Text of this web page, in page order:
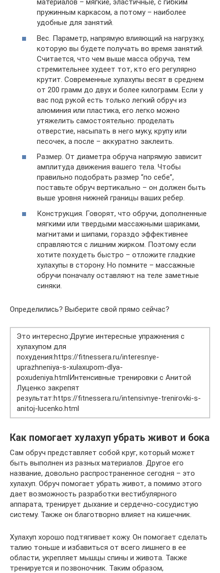
материалов – мягкие, эластичные, с гибким
пружинным каркасом, а потому – наиболее
удобные для занятий.
Вес. Параметр, напрямую влияющий на нагрузку,
которую вы будете получать во время занятий.
Считается, что чем выше масса обруча, тем
стремительнее худеет тот, кто его регулярно
крутит. Современные хулахупы весят в среднем
от 200 грамм до двух и более килограмм. Если у
вас под рукой есть только легкий обруч из
алюминия или пластика, его легко можно
утяжелить самостоятельно: проделать
отверстие, насыпать в него муку, крупу или
песочек, а после – аккуратно заклеить.
Размер. От диаметра обруча напрямую зависит
амплитуда движения вашего тела. Чтобы
правильно подобрать размер “по себе”,
поставьте обруч вертикально – он должен быть
выше уровня нижней границы ваших ребер.
Конструкция. Говорят, что обручи, дополненные
мягкими или твердыми массажными шариками,
магнитами и шипами, гораздо эффективнее
справляются с лишним жирком. Поэтому если
хотите похудеть быстро – отложите гладкие
хулахупы в сторону. Но помните – массажные
обручи поначалу оставляют на теле заметные
синяки.
Определились? Выберите свой прямо сейчас?
Это интересно:Другие интересные упражнения с
хулахупом для
похудения:https://fitnessera.ru/interesnye-
uprazhneniya-s-xulaxupom-dlya-
poxudeniya.htmlИнтенсивные тренировки с Анитой
Луценко закрепят
результат:https://fitnessera.ru/intensivnye-trenirovki-s-
anitoj-lucenko.html
Как помогает хулахуп убрать живот и бока
Сам обруч представляет собой круг, который может
быть выполнен из разных материалов. Другое его
название, довольно распространенное сегодня – это
хулахуп. Обруч помогает убрать живот, а помимо этого
дает возможность разработки вестибулярного
аппарата, тренирует дыхание и сердечно-сосудистую
систему. Также он благотворно влияет на кишечник.
Хулахуп хорошо подтягивает кожу. Он помогает сделать
талию тоньше и избавиться от всего лишнего в ее
области, укрепляет мышцы спины и живота. Также
тренируется и позвоночник. Таким образом,